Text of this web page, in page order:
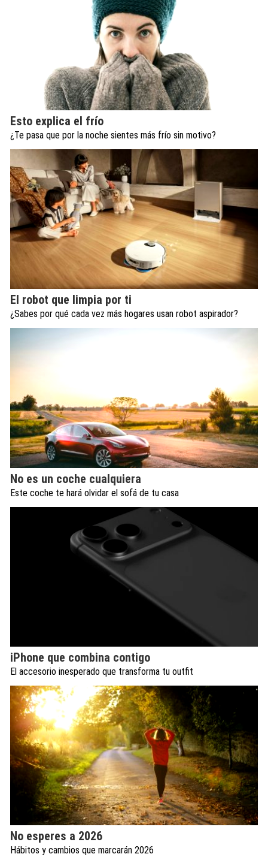
Esto explica el frío
¿Te pasa que por la noche sientes más frío sin motivo?
El robot que limpia por ti
¿Sabes por qué cada vez más hogares usan robot aspirador?
No es un coche cualquiera
Este coche te hará olvidar el sofá de tu casa
iPhone que combina contigo
El accesorio inesperado que transforma tu outfit
No esperes a 2026
Hábitos y cambios que marcarán 2026